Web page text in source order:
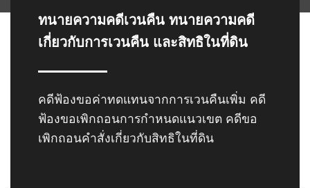
ทนายความคดีเวนคืน ทนายความคดี
เกี่ยวกับการเวนคืน และสิทธิในที่ดิน
คดีฟ้องขอค่าทดแทนจากการเวนคืนเพิ่ม คดี
ฟ้องขอเพิกถอนการกำหนดแนวเขต คดีขอ
เพิกถอนคำสั่งเกี่ยวกับสิทธิในที่ดิน